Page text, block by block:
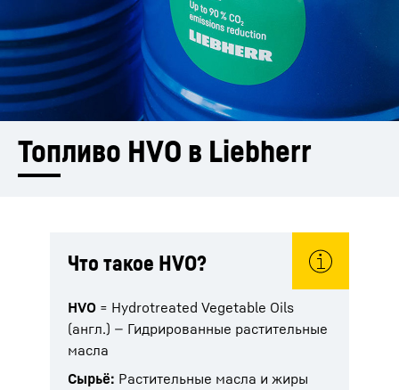
Топливо HVO в Liebherr
Что такое HVO?
HVO = Hydrotreated Vegetable Oils
(англ.) — Гидрированные растительные
масла
Сырьё: Растительные масла и жиры